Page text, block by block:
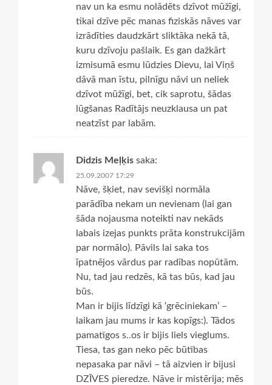
nav un ka esmu nolādēts dzīvot mūžīgi,
tikai dzīve pēc manas fiziskās nāves var
izrādīties daudzkārt sliktāka nekā tā,
kuru dzīvoju pašlaik. Es gan dažkārt
izmisumā esmu lūdzies Dievu, lai Viņš
dāvā man īstu, pilnīgu nāvi un neliek
dzīvot mūžīgi, bet, cik saprotu, šādas
lūgšanas Radītājs neuzklausa un pat
neatzīst par labām.
Didzis Meļķis saka:
25.09.2007 17:29
Nāve, šķiet, nav sevišķi normāla
parādība nekam un nevienam (lai gan
šāda nojausma noteikti nav nekāds
labais izejas punkts prāta konstrukcijām
par normālo). Pāvils lai saka tos
īpatnējos vārdus par radības nopūtām.
Nu, tad jau redzēs, kā tas būs, kad jau
būs.
Man ir bijis līdzīgi kā ‘grēciniekam’ –
laikam jau mums ir kas kopīgs:). Tādos
pamatīgos s..os ir bijis liels vieglums.
Tiesa, tas gan neko pēc būtības
nepasaka par nāvi – tā aizvien ir bijusi
DZĪVES pieredze. Nāve ir mistērija; mēs